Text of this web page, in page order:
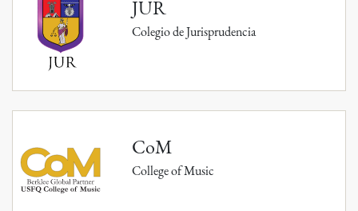
JUR
Colegio de Jurisprudencia
CoM
College of Music